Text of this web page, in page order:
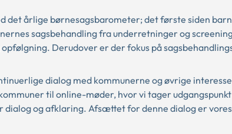
det årlige børnesagsbarometer; det første siden
sagsbehandling fra underretninger og
Derudover er der fokus på
dialog med kommunerne og øvrige
til online-møder, hvor vi tager
og afklaring. Afsættet for denne dialog er vores